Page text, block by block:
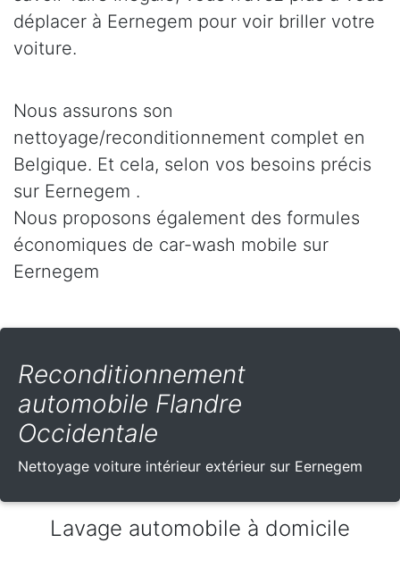
déplacer à Eernegem pour voir briller votre
voiture.
Nous assurons son
nettoyage/reconditionnement complet en
Belgique. Et cela, selon vos besoins précis
sur Eernegem .
Nous proposons également des formules
économiques de car-wash mobile sur
Eernegem
Reconditionnement
automobile Flandre
Occidentale
Nettoyage voiture intérieur extérieur sur Eernegem
Lavage automobile à domicile